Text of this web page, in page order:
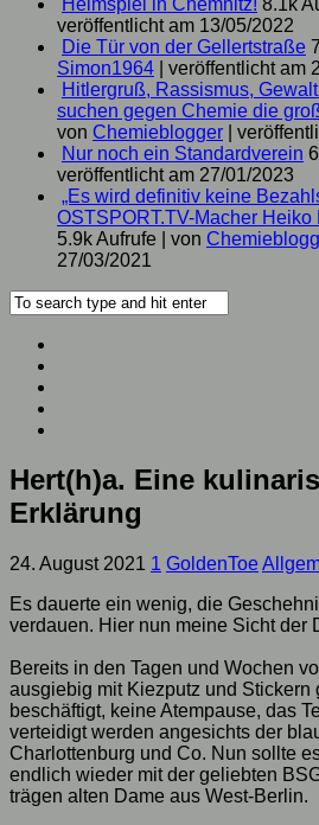
veröffentlicht am 13/05/2022
Die Tür von der Gellertstraße
Simon1964
veröffentlicht am
Hitlergruß, Rassismus,
suchen gegen Chemie die
von Chemieblogger
Nur noch ein Standardverein
veröffentlicht am 27/01/2023
„Es wird definitiv keine
OSTSPORT.TV-Macher
5.9k Aufrufe
von
27/03/2021
Hert(h)a. Eine
Erklärung
24. August 2021 1 GoldenToe
Es dauerte ein wenig, die
verdauen. Hier nun meine Sicht der
Bereits in den Tagen und Wochen
ausgiebig mit Kiezputz und Stickern
beschäftigt, keine Atempause, das
verteidigt werden angesichts der
Charlottenburg und Co. Nun sollte
endlich wieder mit der geliebten
trägen alten Dame aus West-Berlin.